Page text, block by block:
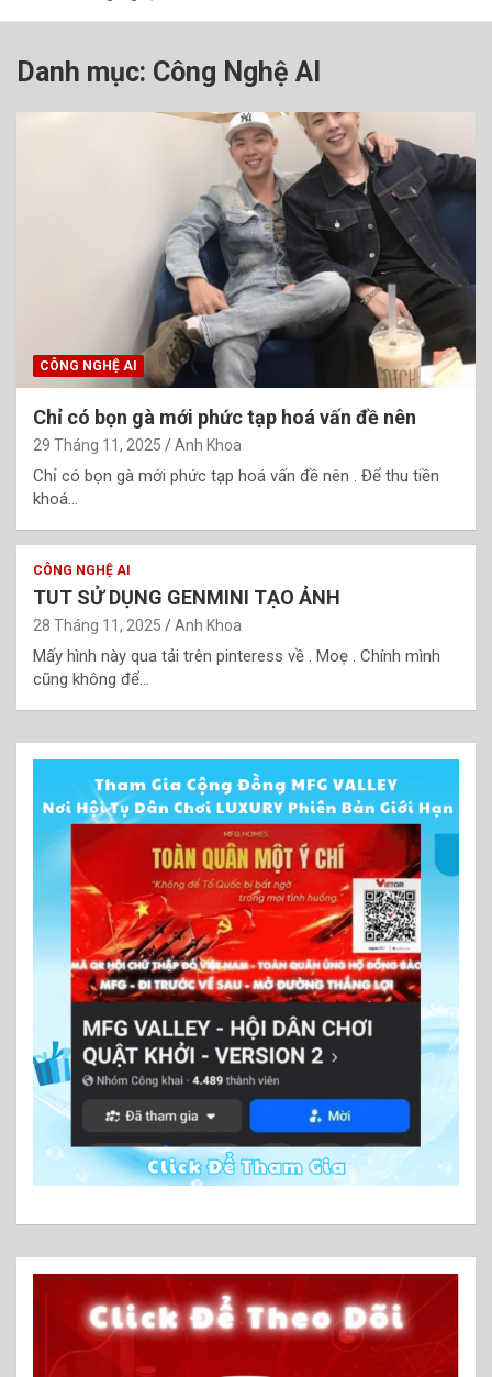
Danh mục: Công Nghệ AI
CÔNG NGHỆ AI
Chỉ có bọn gà mới phức tạp hoá vấn đề nên
29 Tháng 11, 2025 Anh Khoa
Chỉ có bọn gà mới phức tạp hoá vấn đề nên . Để thu tiền
khoá…
CÔNG NGHỆ AI
TUT SỬ DỤNG GENMINI TẠO ẢNH
28 Tháng 11, 2025 Anh Khoa
Mấy hình này qua tải trên pinteress về . Moẹ . Chính mình
cũng không để…